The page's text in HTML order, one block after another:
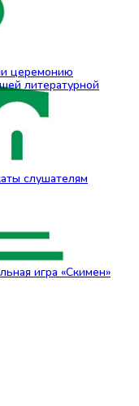
церемонию
литературной
слушателям
игра «Скимен»